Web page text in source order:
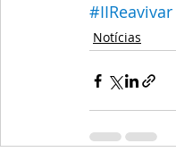
#IIReavivar
Notícias